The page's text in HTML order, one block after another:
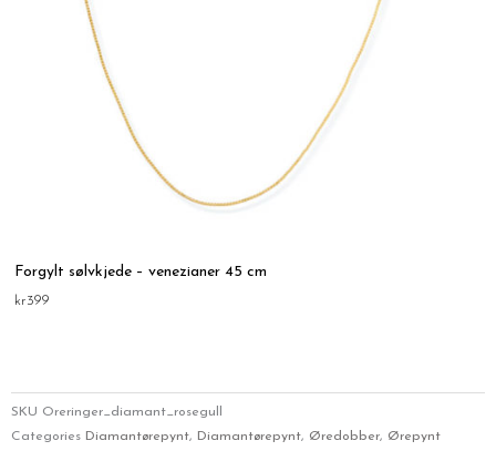
Forgylt sølvkjede – venezianer 45 cm
kr399
SKU Oreringer_diamant_rosegull
Categories Diamantørepynt, Diamantørepynt, Øredobber, Ørepynt